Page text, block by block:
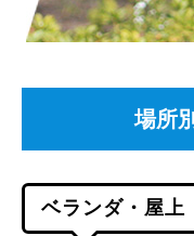
場所
ベランダ・屋上